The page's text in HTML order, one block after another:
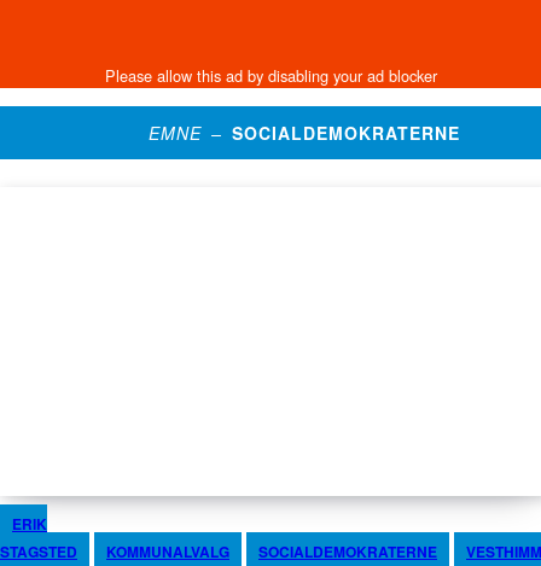
EMNE – SOCIALDEMOKRATERNE
ERIK
STAGSTED
KOMMUNALVALG SOCIALDEMOKRATERNE